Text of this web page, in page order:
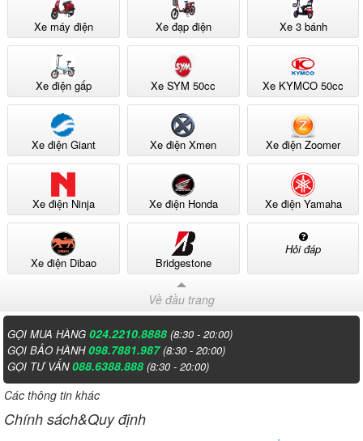
Xe máy điện Xe đạp điện Xe 3 bánh
Xe điện gấp Xe SYM 50cc Xe KYMCO 50cc
Xe điện Giant Xe điện Xmen Xe điện Zoomer
Xe điện Ninja Xe điện Honda Xe điện Yamaha
Xe điện Dibao Bridgestone
Hỏi đáp
Về đầu trang
GỌI MUA HÀNG024.2210.8888 (8:30 - 20:00)
GỌI BẢO HÀNH098.7881.987 (8:30 - 20:00)
GỌI TƯ VẤN088.6388.888 (8:30 - 20:00)
Các thông tin khác
Chính sách&Quy định